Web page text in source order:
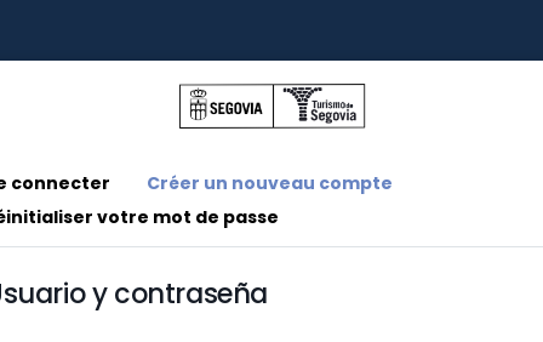
principaux
connecter Créer un nouveau compte
votre mot de passe
y contraseña